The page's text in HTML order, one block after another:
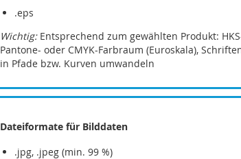
.eps
Wichtig:Entsprechend zum gewählten Produkt:
Pantone- oder CMYK-Farbraum (Euroskala),
in Pfade bzw. Kurven umwandeln
Dateiformate für Bilddaten
.jpg, .jpeg (min. 99 %)